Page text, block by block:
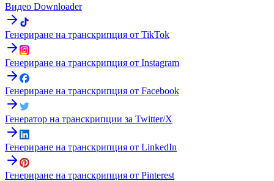
Видео Downloader
Генериране на транскрипция от TikTok
Генериране на транскрипция от Instagram
Генериране на транскрипция от Facebook
Генератор на транскрипции за Twitter/X
Генериране на транскрипция от LinkedIn
Генериране на транскрипция от Pinterest